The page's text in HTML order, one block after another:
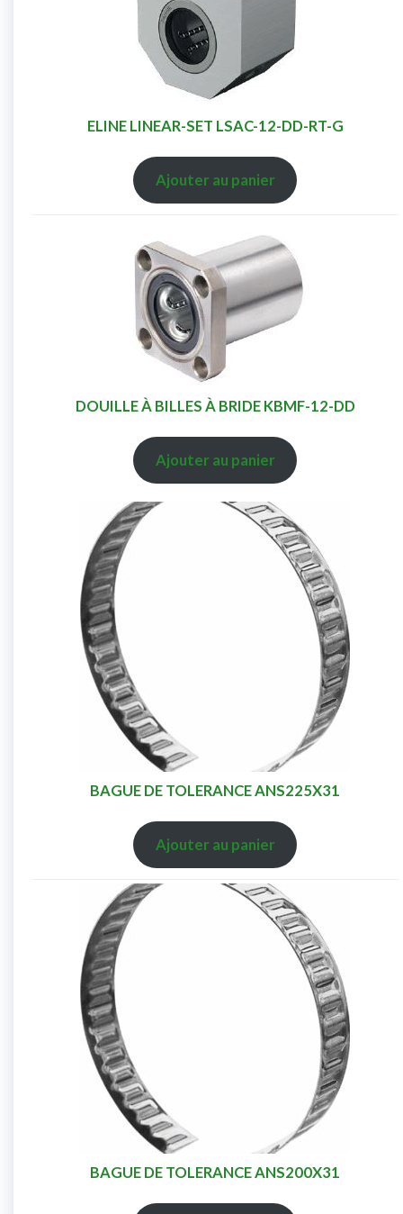
ELINE LINEAR-SET LSAC-12-DD-RT-G
Ajouter au panier
DOUILLE À BILLES À BRIDE KBMF-12-DD
Ajouter au panier
BAGUE DE TOLERANCE ANS225X31
Ajouter au panier
BAGUE DE TOLERANCE ANS200X31